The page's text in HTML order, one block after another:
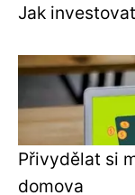
Jak
Přivydělat si
domova